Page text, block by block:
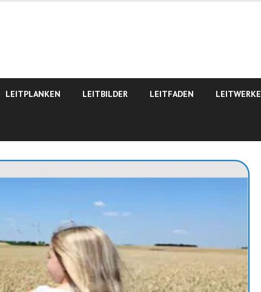
LEITPLANKEN LEITBILDER LEITFADEN LEITWERKE